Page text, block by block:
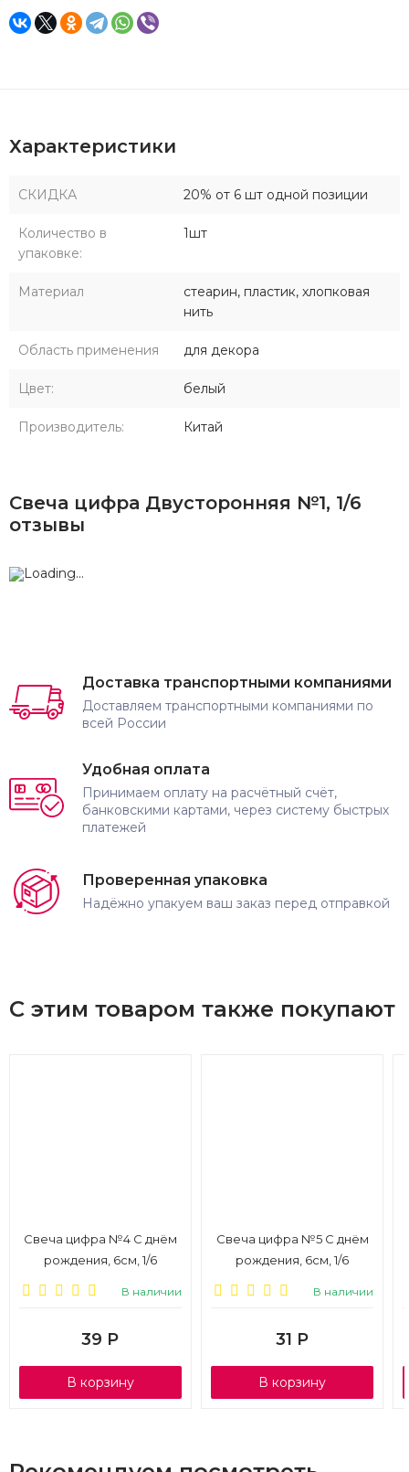
Характеристики
СКИДКА 20% от 6 шт одной позиции
Количество в
упаковке:
1шт
Материал
стеарин, пластик, хлопковая
нить
Область применения для декора
Цвет: белый
Производитель: Китай
Свеча цифра Двусторонняя №1, 1/6
отзывы
Доставка транспортными компаниями
Доставляем транспортными компаниями по
всей России
Удобная оплата
Принимаем оплату на расчётный счёт,
банковскими картами, через систему быстрых
платежей
Проверенная упаковка
Надёжно упакуем ваш заказ перед отправкой
С этим товаром также покупают
Свеча цифра №4 С днём
рождения, 6см, 1/6
В наличии
39 Р
В корзину
Свеча цифра №5 С днём
рождения, 6см, 1/6
В наличии
31 Р
В корзину